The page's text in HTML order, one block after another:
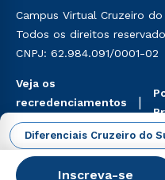
Diferenciais Cruzeiro do
Inscreva-se
mencionadas são
Religioso, Geografia
do Ensino de História:
Campus Virtual Cruzeiro
Todos os direitos
CNPJ: 62.984.091/0001-02
Veja os
recredenciamentos
aqui